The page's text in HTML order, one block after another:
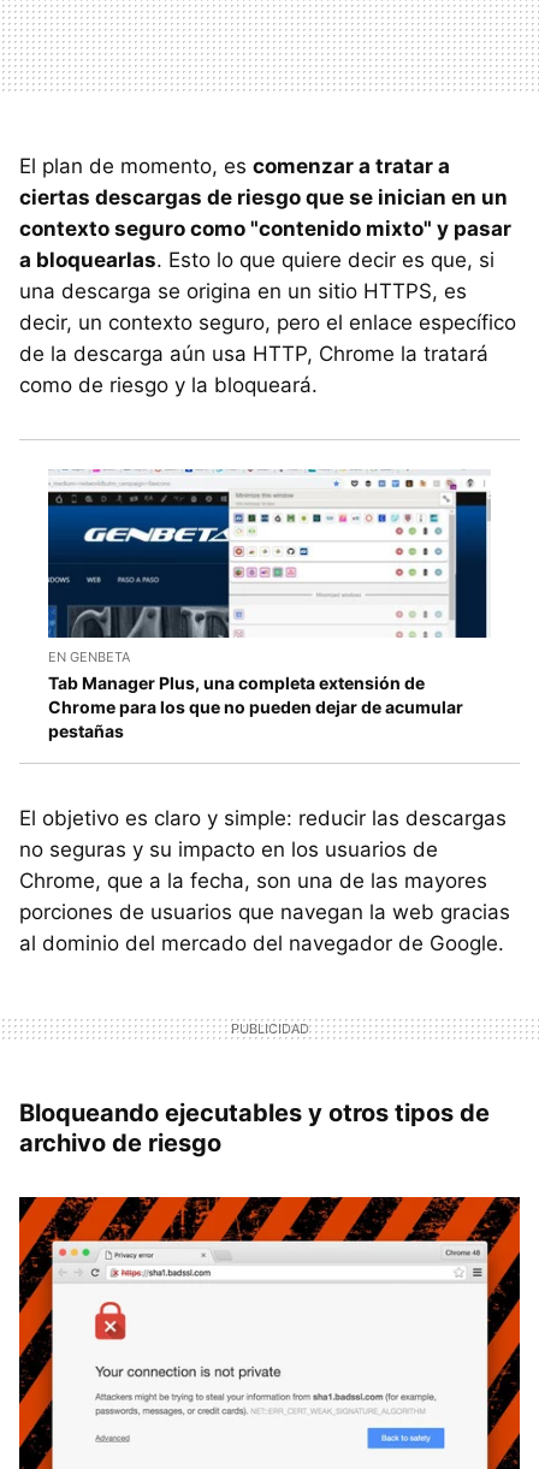
El plan de momento, es comenzar a tratar a
ciertas descargas de riesgo que se inician en un
contexto seguro como "contenido mixto" y pasar
a bloquearlas. Esto lo que quiere decir es que, si
una descarga se origina en un sitio HTTPS, es
decir, un contexto seguro, pero el enlace específico
de la descarga aún usa HTTP, Chrome la tratará
como de riesgo y la bloqueará.
EN GENBETA
Tab Manager Plus, una completa extensión de
Chrome para los que no pueden dejar de acumular
pestañas
El objetivo es claro y simple: reducir las descargas
no seguras y su impacto en los usuarios de
Chrome, que a la fecha, son una de las mayores
porciones de usuarios que navegan la web gracias
al dominio del mercado del navegador de Google.
Bloqueando ejecutables y otros tipos de
archivo de riesgo